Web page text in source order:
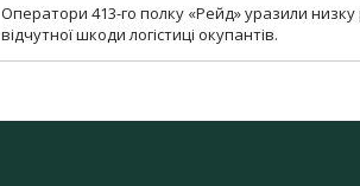
Оператори 413-го полку «Рейд» уразили
відчутної шкоди логістиці окупантів.